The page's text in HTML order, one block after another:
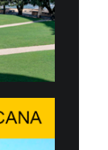
del
UNA SVOLTA
assicura la
dialogo,